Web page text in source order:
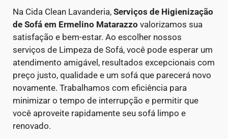
Na Cida Clean Lavanderia, Serviços de Higienização
de Sofá em Ermelino Matarazzo valorizamos sua
satisfação e bem-estar. Ao escolher nossos
serviços de Limpeza de Sofá, você pode esperar um
atendimento amigável, resultados excepcionais com
preço justo, qualidade e um sofá que parecerá novo
novamente. Trabalhamos com eficiência para
minimizar o tempo de interrupção e permitir que
você aproveite rapidamente seu sofá limpo e
renovado.